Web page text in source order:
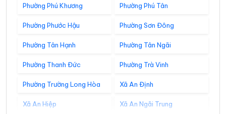
Phường Phú Khương Phường Phú Tân
Phường Phước Hậu Phường Sơn Đông
Phường Tân Hạnh Phường Tân Ngãi
Phường Thanh Đức Phường Trà Vinh
Phường Trường Long Hòa Xã An Định
Xã An Hiệp Xã An Ngãi Trung